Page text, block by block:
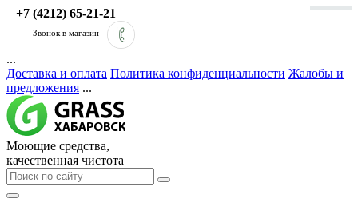
+7 (4212) 65-21-21
Звонок в магазин
...
Доставка и оплата Политика конфиденциальности Жалобы и
предложения ...
Моющие средства,
качественная чистота